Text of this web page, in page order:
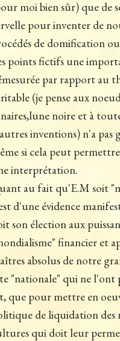
moi bien sûr) que de
pour inventer de
de domification
points fictifs une
par rapport au
(je pense aux
noire et à
inventions) n'a pas
si cela peut
interprétation.
au fait qu'E.M soit
d'une évidence
son élection aux
financier et
absolus de notre
"nationale" qui ne l'ont
que pour mettre en
de liquidation des
qui doit leur